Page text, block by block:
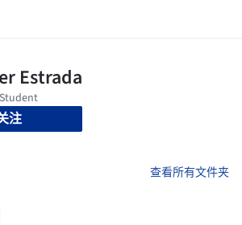
注
查看所有文件夹